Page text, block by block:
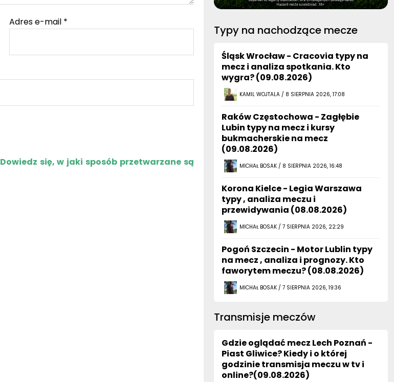
Adres e-mail *
Dowiedz się, w jaki sposób przetwarzane są
Typy na nachodzące mecze
Śląsk Wrocław - Cracovia typy na
mecz i analiza spotkania. Kto
wygra? (09.08.2026)
KAMIL WOJTALA / 8 SIERPNIA 2026, 17:08
Raków Częstochowa - Zagłębie
Lubin typy na mecz i kursy
bukmacherskie na mecz
(09.08.2026)
MICHAŁ BOSAK / 8 SIERPNIA 2026, 16:48
Korona Kielce - Legia Warszawa
typy , analiza meczu i
przewidywania (08.08.2026)
MICHAŁ BOSAK / 7 SIERPNIA 2026, 22:29
Pogoń Szczecin - Motor Lublin typy
na mecz , analiza i prognozy. Kto
faworytem meczu? (08.08.2026)
MICHAŁ BOSAK / 7 SIERPNIA 2026, 19:36
Transmisje meczów
Gdzie oglądać mecz Lech Poznań -
Piast Gliwice? Kiedy i o której
godzinie transmisja meczu w tv i
online?(09.08.2026)